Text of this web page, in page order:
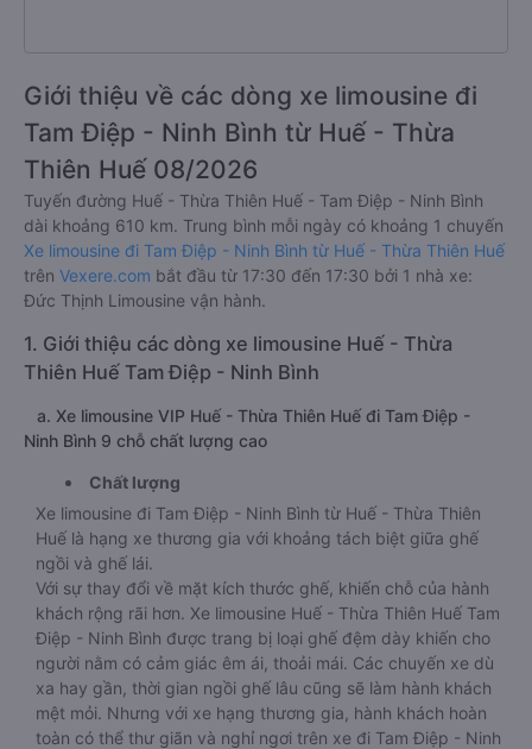
Giới thiệu về các dòng xe limousine đi
Tam Điệp - Ninh Bình từ Huế - Thừa
Thiên Huế 08/2026
Tuyến đường Huế - Thừa Thiên Huế - Tam Điệp - Ninh Bình
dài khoảng 610 km. Trung bình mỗi ngày có khoảng 1 chuyến
Xe limousine đi Tam Điệp - Ninh Bình từ Huế - Thừa Thiên Huế
trên Vexere.com bắt đầu từ 17:30 đến 17:30 bởi 1 nhà xe:
Đức Thịnh Limousine vận hành.
1. Giới thiệu các dòng xe limousine Huế - Thừa
Thiên Huế Tam Điệp - Ninh Bình
a. Xe limousine VIP Huế - Thừa Thiên Huế đi Tam Điệp -
Ninh Bình 9 chỗ chất lượng cao
Chất lượng
Xe limousine đi Tam Điệp - Ninh Bình từ Huế - Thừa Thiên
Huế là hạng xe thương gia với khoảng tách biệt giữa ghế
ngồi và ghế lái.
Với sự thay đổi về mặt kích thước ghế, khiến chỗ của hành
khách rộng rãi hơn. Xe limousine Huế - Thừa Thiên Huế Tam
Điệp - Ninh Bình được trang bị loại ghế đệm dày khiến cho
người nằm có cảm giác êm ái, thoải mái. Các chuyến xe dù
xa hay gần, thời gian ngồi ghế lâu cũng sẽ làm hành khách
mệt mỏi. Nhưng với xe hạng thương gia, hành khách hoàn
toàn có thể thư giãn và nghỉ ngơi trên xe đi Tam Điệp - Ninh